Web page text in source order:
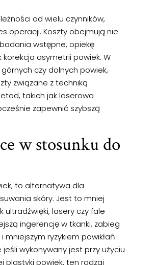
od wielu czynników,
operacji. Koszty obejmują nie
wstępne, opiekę
asymetrii powiek. W
czy dolnych powiek,
związane z techniką
takich jak laserowa
zapewnić szybszą
w stosunku do
to alternatywa dla
skóry. Jest to mniej
lasery czy fale
ingerencję w tkanki, zabieg
ryzykiem powikłań.
wykonywany jest przy użyciu
plastyki powiek, ten rodzaj